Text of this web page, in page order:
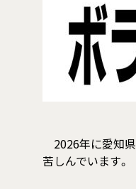
2026年に愛知県
苦しんでいます。